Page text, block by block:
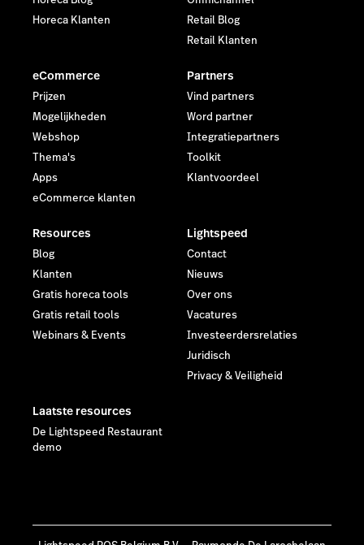
Horeca Klanten
Retail Blog
Retail Klanten
eCommerce
Prijzen
Mogelijkheden
Webshop
Thema's
Apps
eCommerce klanten
Partners
Vind partners
Word partner
Integratiepartners
Toolkit
Klantvoordeel
Resources
Blog
Klanten
Gratis horeca tools
Gratis retail tools
Webinars & Events
Lightspeed
Contact
Nieuws
Over ons
Vacatures
Investeerdersrelaties
Juridisch
Privacy & Veiligheid
Laatste resources
De Lightspeed Restaurant
demo